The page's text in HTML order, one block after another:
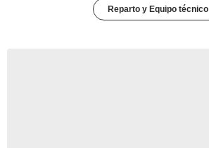
Reparto y Equipo técnico